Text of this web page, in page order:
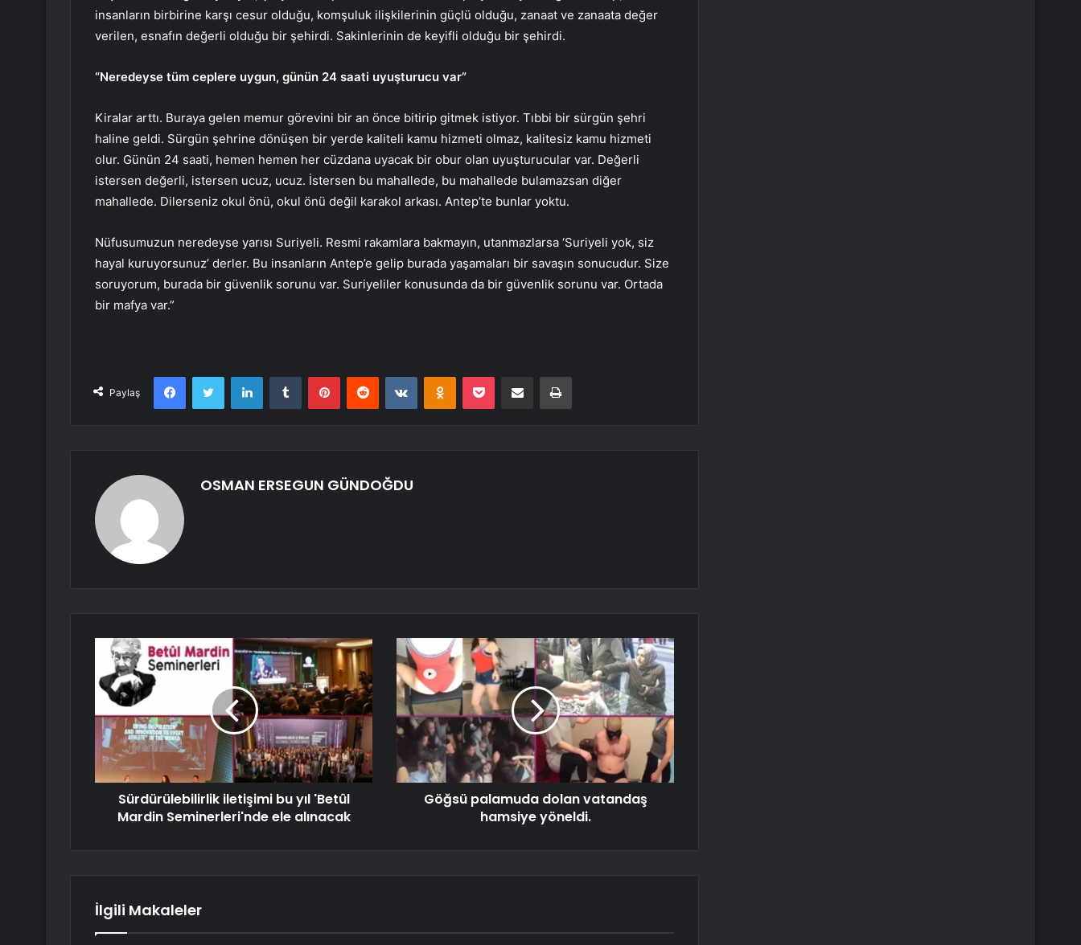
insanların birbirine karşı cesur olduğu, komşuluk ilişkilerinin güçlü olduğu, zanaat ve zanaata değer
verilen, esnafın değerli olduğu bir şehirdi. Sakinlerinin de keyifli olduğu bir şehirdi.
“Neredeyse tüm ceplere uygun, günün 24 saati uyuşturucu var”
Kiralar arttı. Buraya gelen memur görevini bir an önce bitirip gitmek istiyor. Tıbbi bir sürgün şehri
haline geldi. Sürgün şehrine dönüşen bir yerde kaliteli kamu hizmeti olmaz, kalitesiz kamu hizmeti
olur. Günün 24 saati, hemen hemen her cüzdana uyacak bir obur olan uyuşturucular var. Değerli
istersen değerli, istersen ucuz, ucuz. İstersen bu mahallede, bu mahallede bulamazsan diğer
mahallede. Dilerseniz okul önü, okul önü değil karakol arkası. Antep’te bunlar yoktu.
Nüfusumuzun neredeyse yarısı Suriyeli. Resmi rakamlara bakmayın, utanmazlarsa ‘Suriyeli yok, siz
hayal kuruyorsunuz’ derler. Bu insanların Antep’e gelip burada yaşamaları bir savaşın sonucudur. Size
soruyorum, burada bir güvenlik sorunu var. Suriyeliler konusunda da bir güvenlik sorunu var. Ortada
bir mafya var.”
Paylaş
FacebookTwitter LinkedInTumblr PinterestReddit VKontakteOdnoklassniki
Pocket E-Posta ile paylaş Yazdır
OSMAN ERSEGUN GÜNDOĞDU
Sürdürülebilirlik iletişimi bu yıl 'Betûl
Mardin Seminerleri'nde ele alınacak
Göğsü palamuda dolan vatandaş
hamsiye yöneldi.
İlgili Makaleler